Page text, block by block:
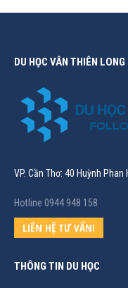
DU HỌC VÂN THIÊN LONG
VP. Cần Thơ: 40 Huỳnh Phan
Hotline 0944 948 158
LIÊN HỆ TƯ VẤN!
THÔNG TIN DU HỌC